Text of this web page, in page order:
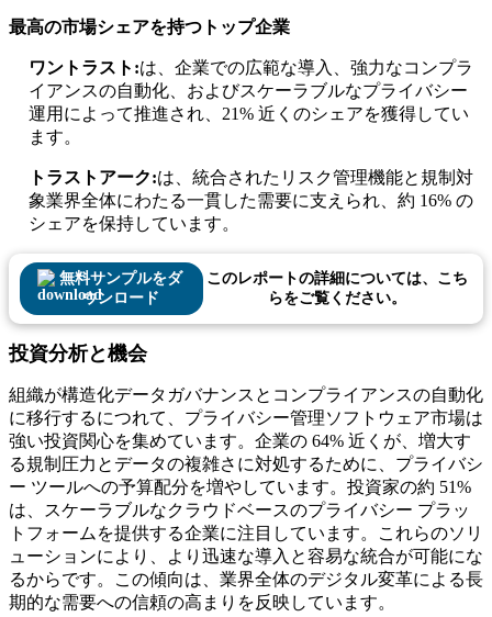
最高の市場シェアを持つトップ企業
ワントラスト:は、企業での広範な導入、強力なコンプラ
イアンスの自動化、およびスケーラブルなプライバシー
運用によって推進され、21% 近くのシェアを獲得してい
ます。
トラストアーク:は、統合されたリスク管理機能と規制対
象業界全体にわたる一貫した需要に支えられ、約 16% の
シェアを保持しています。
無料サンプルをダ
ウンロード
このレポートの詳細については、こち
らをご覧ください。
投資分析と機会
組織が構造化データガバナンスとコンプライアンスの自動化
に移行するにつれて、プライバシー管理ソフトウェア市場は
強い投資関心を集めています。企業の 64% 近くが、増大す
る規制圧力とデータの複雑さに対処するために、プライバシ
ー ツールへの予算配分を増やしています。投資家の約 51%
は、スケーラブルなクラウドベースのプライバシー プラッ
トフォームを提供する企業に注目しています。これらのソリ
ューションにより、より迅速な導入と容易な統合が可能にな
るからです。この傾向は、業界全体のデジタル変革による長
期的な需要への信頼の高まりを反映しています。